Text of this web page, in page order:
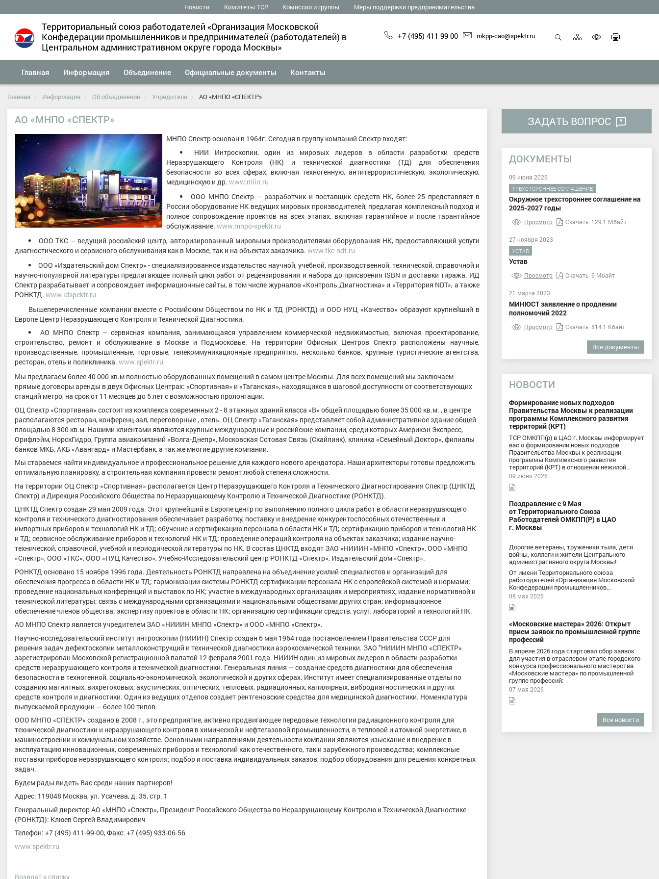
Новости Комитеты ТСР Комиссии и группы Меры поддержки предпринимательства
Территориальный союз работодателей «Организация Московской
Конфедерации промышленников и предпринимателей (работодателей) в
Центральном административном округе города Москвы»
+7 (495) 411 99 00 mkpp-cao@spektr.ru Карта
сайта
версию
Главная Информация Объединение Официальные документы Контакты
Главная Информация Об объединении Учредители АО «МНПО «СПЕКТР»
АО «МНПО «СПЕКТР»
МНПО Спектр основан в 1964г. Сегодня в группу компаний Спектр входят:
НИИ Интроскопии, один из мировых лидеров в области разработки средств
Неразрушающего Контроля (НК) и технической диагностики (ТД) для обеспечения
безопасности во всех сферах, включая техногенную, антитеррористическую, экологическую,
медицинскую и др. www.niiin.ru
ООО МНПО Спектр – разработчик и поставщик средств НК, более 25 представляет в
России оборудование НК ведущих мировых производителей, предлагая комплексный подход и
полное сопровождение проектов на всех этапах, включая гарантийное и после гарантийное
обслуживание. www.mnpo-spektr.ru
ООО ТКС – ведущий российский центр, авторизированный мировыми производителями оборудования НК, предоставляющий услуги
диагностического и сервисного обслуживания как в Москве, так и на объектах заказчика. www.tkc-ndt.ru
ООО «Издательский дом Спектр» - специализированное издательство научной, учебной, производственной, технической, справочной и
научно-популярной литературы предлагающее полный цикл работ от рецензирования и набора до присвоения ISBN и доставки тиража. ИД
Спектр разрабатывает и сопровождает информационные сайты, в том числе журналов «Контроль.Диагностика» и «Территория NDT», а также
РОНКТД. www.idspektr.ru
Вышеперечисленные компании вместе с Российским Обществом по НК и ТД (РОНКТД) и ООО НУЦ «Качество» образуют крупнейший в
Европе Центр Неразрушающего Контроля и Технической Диагностики.
АО МНПО Спектр – сервисная компания, занимающаяся управлением коммерческой недвижимостью, включая проектирование,
строительство, ремонт и обслуживание в Москве и Подмосковье. На территории Офисных Центров Спектр расположены научные,
производственные, промышленные, торговые, телекоммуникационные предприятия, несколько банков, крупные туристические агентства,
ресторан, отель и поликлиника. www.spektr.ru
Мы предлагаем более 40 000 кв.м полностью оборудованных помещений в самом центре Москвы. Для всех помещений мы заключаем
прямые договоры аренды в двух Офисных Центрах: «Спортивная» и «Таганская», находящихся в шаговой доступности от соответствующих
станций метро, на срок от 11 месяцев до 5 лет с возможностью пролонгации.
ОЦ Спектр «Спортивная» состоит из комплекса современных 2 - 8 этажных зданий класса «В» общей площадью более 35 000 кв.м. , в центре
располагаются ресторан, конференц-зал, переговорные , отель. ОЦ Спектр «Таганская» представляет собой административное здание общей
площадью 8 300 кв.м. Нашими клиентами являются крупные международные и российские компании, среди которых Америкэн Экспресс,
Орифлэйм, НорскГидро, Группа авиакомпаний «Волга-Днепр», Московская Сотовая Связь (Скайлинк), клиника «Семейный Доктор», филиалы
банков МКБ, АКБ «Авангард» и Мастербанк, а так же многие другие компании.
Мы стараемся найти индивидуальное и профессиональное решение для каждого нового арендатора. Наши архитекторы готовы предложить
оптимальную планировку, а строительная компания провести ремонт любой степени сложности.
На территории ОЦ Спектр «Спортивная» располагается Центр Неразрущающего Контроля и Технического Диагностирования Спектр (ЦНКТД
Спектр) и Дирекция Российского Общества по Неразрущающему Контролю и Технической Диагностике (РОНКТД).
ЦНКТД Спектр создан 29 мая 2009 года. Этот крупнейший в Европе центр по выполнению полного цикла работ в области неразрушающего
контроля и технического диагностирования обеспечивает разработку, поставку и внедрение конкурентоспособных отечественных и
импортных приборов и технологий НК и ТД; обучение и сертификацию персонала в области НК и ТД; сертификацию приборов и технологий НК
и ТД; сервисное обслуживание приборов и технологий НК и ТД; проведение операций контроля на объектах заказчика; издание научно-
технической, справочной, учебной и периодической литературы по НК. В состав ЦНКТД входят ЗАО «НИИИН «МНПО «Спектр», ООО «МНПО
«Спектр», ООО «ТКС», ООО «НУЦ Качество», Учебно-Исследовательский центр РОНКТД «Спектр», Издательский дом «Спектр».
РОНКТД основано 15 ноября 1996 года. Деятельность РОНКТД направлена на объединение усилий специалистов и организаций для
обеспечения прогресса в области НК и ТД; гармонизации системы РОНКТД сертификации персонала НК с европейской системой и нормами;
проведение национальных конференций и выставок по НК; участие в международных организациях и мероприятиях, издание нормативной и
технической литературы; связь с международными организациями и национальными обществами других стран; информационное
обеспечение членов общества; экспертизу проектов в области НК; организацию сертификации средств, услуг, лабораторий и технологий НК.
АО МНПО Спектр является учредителем ЗАО «НИИИН МНПО «Спектр» и ООО «МНПО «Спектр».
Научно-исследовательский институт интроскопии (НИИИН) Спектр создан 6 мая 1964 года постановлением Правительства СССР для
решения задач дефектоскопии металлоконструкций и технической диагностики аэрокосмической техники. ЗАО "НИИИН МНПО «СПЕКТР»
зарегистрирован Московской регистрационной палатой 12 февраля 2001 года. НИИИН один из мировых лидеров в области разработки
средств неразрушающего контроля и технической диагностики. Генеральная линия — создание средств диагностики для обеспечения
безопасности в техногенной, социально-экономической, экологической и других сферах. Институт имеет специализированные отделы по
созданию магнитных, вихретоковых, акустических, оптических, тепловых, радиационных, капилярных, вибродиагностических и других
средств контроля и диагностики. Один из ведущих отделов создает рентгеновские средства для медицинской диагностики. Номенклатура
выпускаемой продукции — более 100 типов.
ООО МНПО «СПЕКТР» создано в 2008 г., это предприятие, активно продвигающее передовые технологии радиационного контроля для
технической диагностики и неразрушающего контроля в химической и нефтегазовой промышленности, в тепловой и атомной энергетике, в
машиностроении и коммунальном хозяйстве. Основными направлениями деятельности компании являются изыскание и внедрение в
эксплуатацию инновационных, современных приборов и технологий как отечественного, так и зарубежного производства; комплексные
поставки приборов неразрушающего контроля; подбор и поставка индивидуальных заказов, подбор оборудования для решения конкретных
задач.
Будем рады видеть Вас среди наших партнеров!
Адрес: 119048 Москва, ул. Усачева, д. 35, стр. 1
Генеральный директор АО «МНПО «Спектр», Президент Российского Общества по Неразрущающему Контролю и Технической Диагностике
(РОНКТД): Клюев Сергей Владимирович
Телефон: +7 (495) 411-99-00, Факс: +7 (495) 933-06-56
www.spektr.ru
Возврат к списку
ЗАДАТЬ ВОПРОС
ДОКУМЕНТЫ
09 июня 2026
ТРЕХСТОРОННЕЕ СОГЛАШЕНИЕ
Окружное трехстороннее соглашение на
2025-2027 годы
Просмотр Скачать 129.1 Мбайт
27 ноября 2023
УСТАВ
Устав
Просмотр Скачать 6 Мбайт
21 марта 2023
МИНЮСТ заявление о продлении
полномочий 2022
Просмотр Скачать 814.1 Кбайт
Все документы
НОВОСТИ
Формирование новых подходов
Правительства Москвы к реализации
программы Комплексного развития
территорий (КРТ)
ТСР ОМКПП(р) в ЦАО г. Москвы информирует
вас о формировании новых подходов
Правительства Москвы к реализации
программы Комплексного развития
территорий (КРТ) в отношении нежилой...
09 июня 2026
Поздравление с 9 Мая
от Территориального Союза
Работодателей ОМКПП(Р) в ЦАО
г. Москвы
Дорогие ветераны, труженики тыла, дети
войны, коллеги и жители Центрального
административного округа Москвы!
От имени Территориального союза
работодателей «Организация Московской
Конфедерации промышленников...
08 мая 2026
«Московские мастера» 2026: Открыт
прием заявок по промышленной группе
профессий
В апреле 2026 года стартовал сбор заявок
для участия в отраслевом этапе городского
конкурса профессионального мастерства
«Московские мастера» по промышленной
группе профессий:
07 мая 2026
Все новости